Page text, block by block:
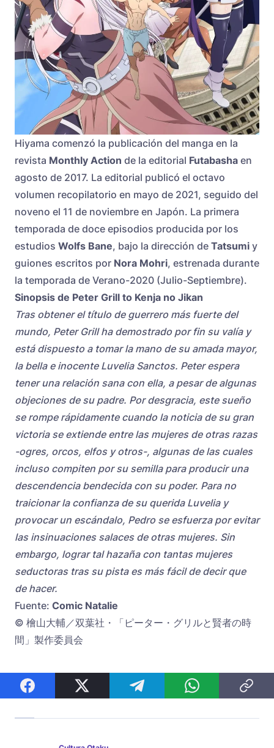
Hiyama comenzó la publicación del manga en la
revista Monthly Action de la editorial Futabasha en
agosto de 2017. La editorial publicó el octavo
volumen recopilatorio en mayo de 2021, seguido del
noveno el 11 de noviembre en Japón. La primera
temporada de doce episodios producida por los
estudios Wolfs Bane, bajo la dirección de Tatsumi y
guiones escritos por Nora Mohri, estrenada durante
la temporada de Verano-2020 (Julio-Septiembre).
Sinopsis de Peter Grill to Kenja no Jikan
Tras obtener el título de guerrero más fuerte del
mundo, Peter Grill ha demostrado por fin su valía y
está dispuesto a tomar la mano de su amada mayor,
la bella e inocente Luvelia Sanctos. Peter espera
tener una relación sana con ella, a pesar de algunas
objeciones de su padre. Por desgracia, este sueño
se rompe rápidamente cuando la noticia de su gran
victoria se extiende entre las mujeres de otras razas
-ogres, orcos, elfos y otros-, algunas de las cuales
incluso compiten por su semilla para producir una
descendencia bendecida con su poder. Para no
traicionar la confianza de su querida Luvelia y
provocar un escándalo, Pedro se esfuerza por evitar
las insinuaciones salaces de otras mujeres. Sin
embargo, lograr tal hazaña con tantas mujeres
seductoras tras su pista es más fácil de decir que
de hacer.
Fuente: Comic Natalie
© 檜山大輔／双葉社・「ピーター・グリルと賢者の時
間」製作委員会